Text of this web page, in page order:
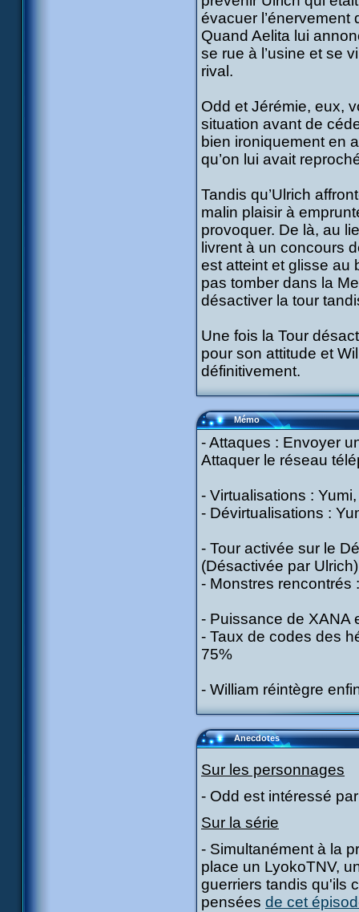
évacuer l’énervement
Quand Aelita lui
se rue à l’usine et se
rival.
Odd et Jérémie, eux,
situation avant de
bien ironiquement en
qu’on lui avait
Tandis qu’Ulrich
malin plaisir à
provoquer. De là, au
livrent à un concours
est atteint et glisse au
pas tomber dans la
désactiver la tour
Une fois la Tour
pour son attitude et
définitivement.
Mémo
- Attaques : Envoyer
Attaquer le réseau
- Virtualisations :
- Dévirtualisations :
- Tour activée sur le
(Désactivée par Ulrich)
- Monstres rencontrés
- Puissance de XANA
- Taux de codes des
75%
- William réintègre
Anecdotes
Sur les personnages
- Odd est intéressé
Sur la série
- Simultanément à la
place un LyokoTNV,
guerriers tandis qu'ils
pensées de cet